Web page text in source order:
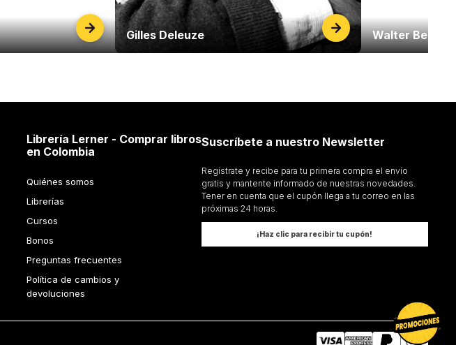
Gilles Deleuze Walter
Librería Lerner - Comprar libros
en Colombia
Quiénes somos
Librerías
Cursos
Bonos
Preguntas frecuentes
Política de cambios y
devoluciones
Suscríbete a nuestro Newsletter
Regístrate y recibe para tu primera compra el envío
gratis y mantente informado de nuestras novedades.
Tener en cuenta que el cupón llega a tu correo en las
próximas 24 horas.
¡Haz clic para recibir tu cupón!